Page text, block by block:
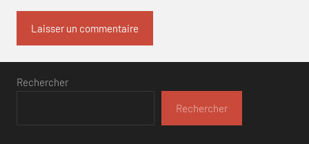
Rechercher
Rechercher